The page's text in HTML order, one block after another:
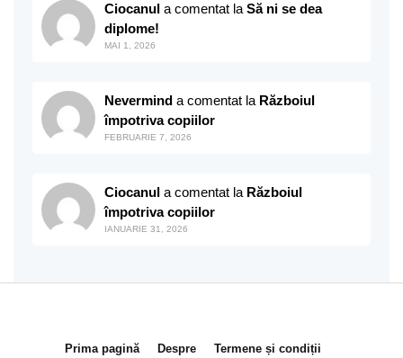
Ciocanul a comentat la Să ni se dea
diplome!
MAI 1, 2026
Nevermind a comentat la Războiul
împotriva copiilor
FEBRUARIE 7, 2026
Ciocanul a comentat la Războiul
împotriva copiilor
IANUARIE 31, 2026
Prima pagină Despre Termene și condiții